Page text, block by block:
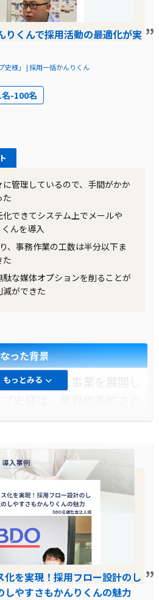
フューチャーインスペース
増やしました。それまで
15名で、エクセル管理で
30名規模の採用となり、
す方針ではなく、業務の
グすることになりまし
いました。
決策
定する際、フューチャー
つのサービスを比較検討し
採用一括かんりくん」が
やすさや、企業と紹介会
さを理解している点が評
ました。
」の導入により、工数削
とのやり取りがストレス
学生ごとのページでの紹
の感想や内定者懇親会の
収することができるよう
りくんで採用活動の最適化が実
史様」 | 採用一括かんりくん
-100名
管理しているので、手間がかか
た
できてシステム上でメールや
んを導入
、事務作業の工数は半分以下ま
た
な媒体オプションを削ることが
ができた
もっとみる
った背景
に特化した事業を展開し
めに、採用一括かんりく
う問題を解消するため
アップ体制を強化する必
た課題
数の媒体を通じて応募者
に複雑で手間がかかって
ナビやマイナビ、インデ
を実現！採用フロー設計のし
やすさもかんりくんの魅力